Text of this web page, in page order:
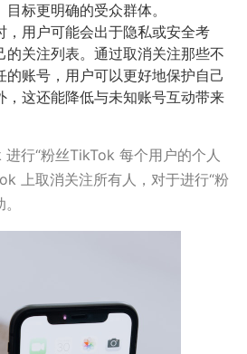
标更明确的受众群体。
，用户可能会出于隐私或安全考
的关注列表。通过取消关注那些不
的账号，用户可以更好地保护自己
，这还能降低与未知账号互动带来
行“粉丝TikTok 每个用户的个人
上取消关注所有人，对于进行“粉